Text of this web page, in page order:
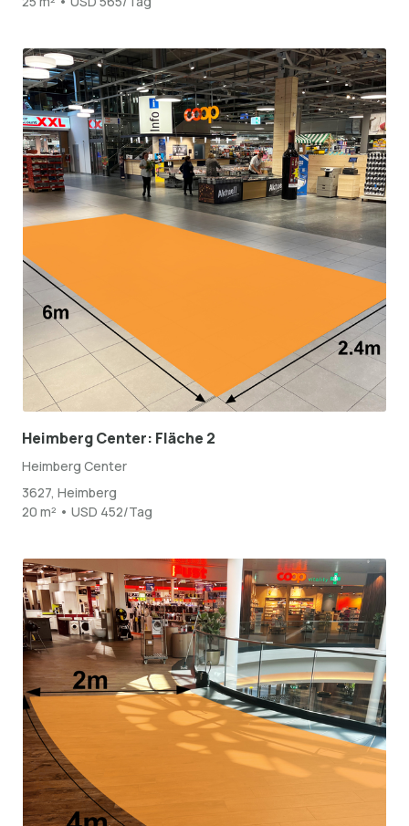
Heimberg Center: Fläche 2
Heimberg Center
3627, Heimberg
20 m² • USD 452/Tag